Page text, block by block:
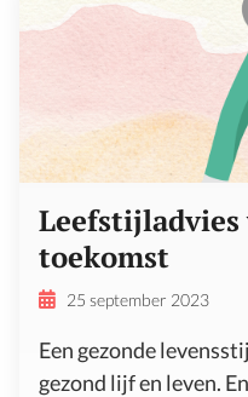
Leefstijladvies
toekomst
25 september 2023
Een gezonde
gezond lijf en leven.